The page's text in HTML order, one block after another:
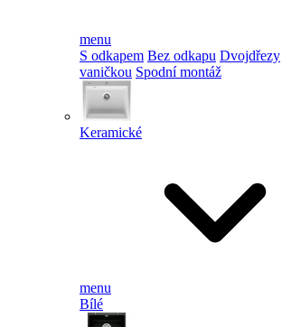
menu
S odkapem Bez odkapu Dvojdřezy
vaničkou Spodní montáž
Keramické
menu
Bílé